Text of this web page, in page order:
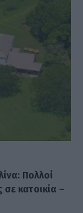
Πολλοί
κατοικία –